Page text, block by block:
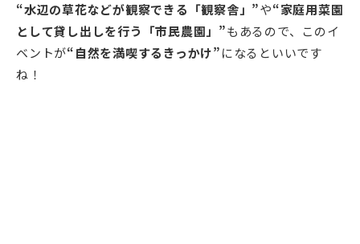
“水辺の草花などが観察できる「観察舎」”や“家庭用菜園
として貸し出しを行う「市民農園」”もあるので、このイ
ベントが“自然を満喫するきっかけ”になるといいです
ね！